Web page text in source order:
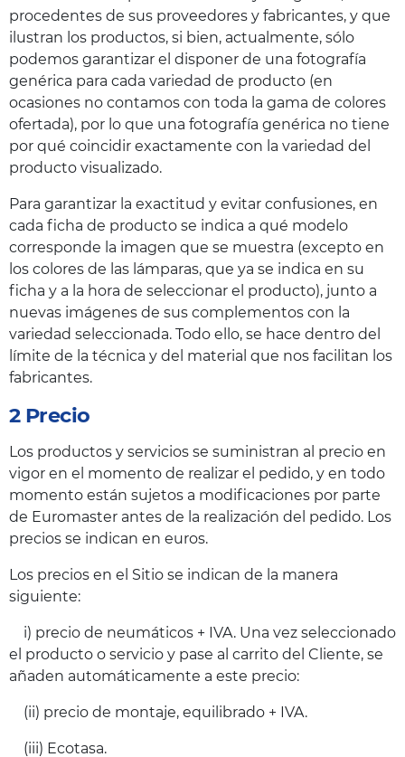
procedentes de sus proveedores y fabricantes, y que
ilustran los productos, si bien, actualmente, sólo
podemos garantizar el disponer de una fotografía
genérica para cada variedad de producto (en
ocasiones no contamos con toda la gama de colores
ofertada), por lo que una fotografía genérica no tiene
por qué coincidir exactamente con la variedad del
producto visualizado.
Para garantizar la exactitud y evitar confusiones, en
cada ficha de producto se indica a qué modelo
corresponde la imagen que se muestra (excepto en
los colores de las lámparas, que ya se indica en su
ficha y a la hora de seleccionar el producto), junto a
nuevas imágenes de sus complementos con la
variedad seleccionada. Todo ello, se hace dentro del
límite de la técnica y del material que nos facilitan los
fabricantes.
2 Precio
Los productos y servicios se suministran al precio en
vigor en el momento de realizar el pedido, y en todo
momento están sujetos a modificaciones por parte
de Euromaster antes de la realización del pedido. Los
precios se indican en euros.
Los precios en el Sitio se indican de la manera
siguiente:
i) precio de neumáticos + IVA. Una vez seleccionado
el producto o servicio y pase al carrito del Cliente, se
añaden automáticamente a este precio:
(ii) precio de montaje, equilibrado + IVA.
(iii) Ecotasa.